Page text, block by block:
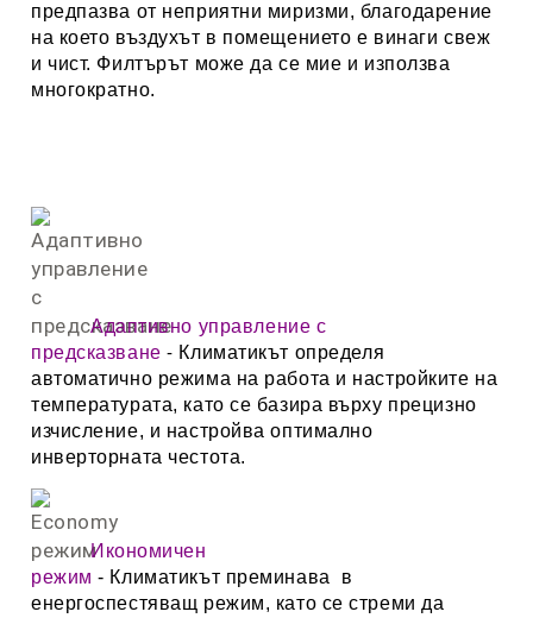
предпазва от неприятни миризми, благодарение
на което въздухът в помещението е винаги свеж
и чист. Филтърът може да се мие и използва
многократно.
Адаптивно управление с
предсказване - Климатикът определя
автоматично режима на работа и настройките на
температурата, като се базира върху прецизно
изчисление, и настройва оптимално
инверторната честота.
Икономичен
режим - Климатикът преминава в
енергоспестяващ режим, като се стреми да